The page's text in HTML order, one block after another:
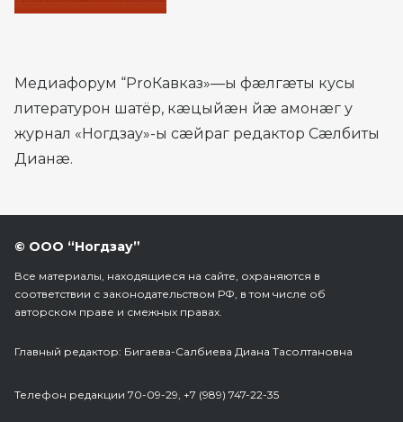
Медиафорум “ProКавказ»—ы фæлгæты кусы
литературон шатёр, кæцыйæн йæ амонæг у
журнал «Ногдзау»-ы сæйраг редактор Сæлбиты
Дианæ.
© ООО “Ногдзау”
Все материалы, находящиеся на сайте, охраняются в
соответствии с законодательством РФ, в том числе об
авторском праве и смежных правах.
Главный редактор: Бигаева-Салбиева Диана Тасолтановна
Телефон редакции 70-09-29, +7 (989) 747-22-35